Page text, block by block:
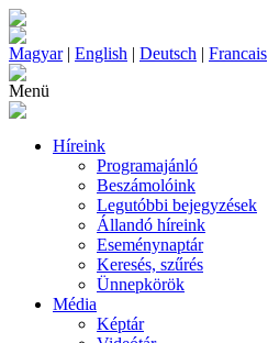
Magyar| English | Deutsch | Francais
Menü
Híreink
Programajánló
Beszámolóink
Legutóbbi bejegyzések
Állandó híreink
Eseménynaptár
Keresés, szűrés
Ünnepkörök
Média
Képtár